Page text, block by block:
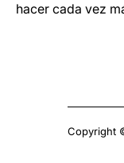
hacer cada vez
Copyright